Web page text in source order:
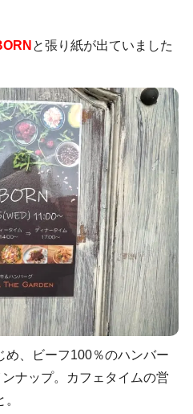
と張り紙が出ていました
め、ビーフ100％のハンバー
ナップ。カフェタイムの営